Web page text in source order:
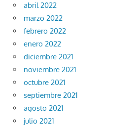
abril 2022
marzo 2022
febrero 2022
enero 2022
diciembre 2021
noviembre 2021
octubre 2021
septiembre 2021
agosto 2021
julio 2021